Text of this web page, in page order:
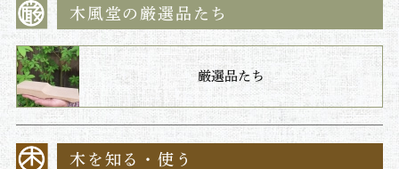
木風堂の厳選品たち
厳選品たち
木を知る・使う